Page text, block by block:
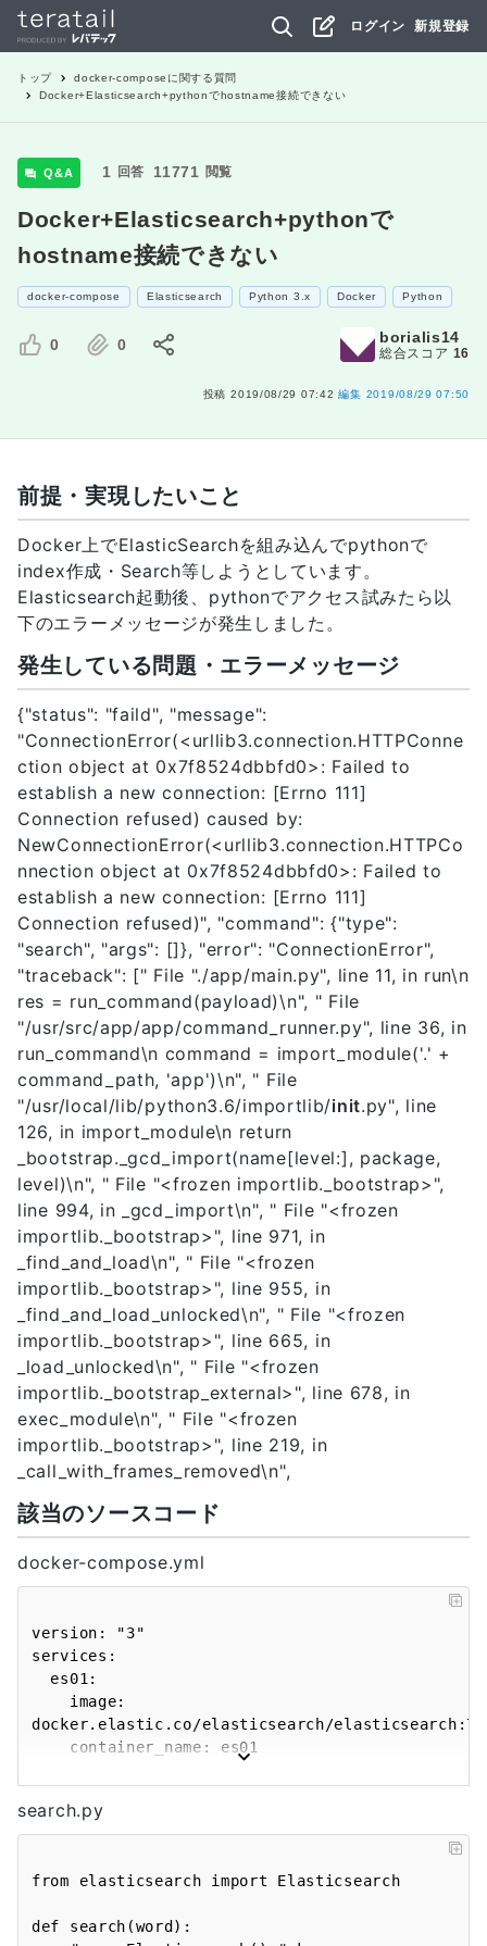
ログイン 新規登録
トップ docker-compose に関する質問
Docker+Elasticsearch+pythonでhostname接続できない
Q&A 1 回答 11771 閲覧
Docker+Elasticsearch+pythonで
hostname接続できない
docker-compose Elasticsearch Python 3.x Docker Python
0 0 borialis14
総合スコア 16
投稿 2019/08/29 07:42 編集 2019/08/29 07:50
前提・実現したいこと
Docker上でElasticSearchを組み込んでpythonで
index作成・Search等しようとしています。
Elasticsearch起動後、pythonでアクセス試みたら以
下のエラーメッセージが発生しました。
発生している問題・エラーメッセージ
{"status": "faild", "message":
"ConnectionError(<urllib3.connection.HTTPConne
ction object at 0x7f8524dbbfd0>: Failed to
establish a new connection: [Errno 111]
Connection refused) caused by:
NewConnectionError(<urllib3.connection.HTTPCo
nnection object at 0x7f8524dbbfd0>: Failed to
establish a new connection: [Errno 111]
Connection refused)", "command": {"type":
"search", "args": []}, "error": "ConnectionError",
"traceback": [" File "./app/main.py", line 11, in run\n
res = run_command(payload)\n", " File
"/usr/src/app/app/command_runner.py", line 36, in
run_command\n command = import_module('.' +
command_path, 'app')\n", " File
"/usr/local/lib/python3.6/importlib/init.py", line
126, in import_module\n return
_bootstrap._gcd_import(name[level:], package,
level)\n", " File "<frozen importlib._bootstrap> ",
line 994, in _gcd_import\n", " File "<frozen
importlib._bootstrap> ", line 971, in
_find_and_load\n", " File "<frozen
importlib._bootstrap> ", line 955, in
_find_and_load_unlocked\n", " File "<frozen
importlib._bootstrap> ", line 665, in
_load_unlocked\n", " File "<frozen
importlib._bootstrap_external> ", line 678, in
exec_module\n", " File "<frozen
importlib._bootstrap> ", line 219, in
_call_with_frames_removed\n",
該当のソースコード
docker-compose.yml
version: "3"
services:
docker.elastic.co/elasticsearch/
      - discovery.type=single-node
      - bootstrap.memory_lock=true
    ulimits:
        soft: -1
search.py
from elasticsearch import Elasticsearch
def search(word):